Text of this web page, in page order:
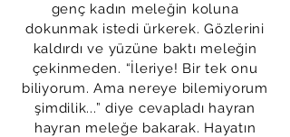
genç kadın meleğin koluna
dokunmak istedi ürkerek. Gözlerini
kaldırdı ve yüzüne baktı meleğin
çekinmeden. “İleriye! Bir tek onu
biliyorum. Ama nereye bilemiyorum
şimdilik...” diye cevapladı hayran
hayran meleğe bakarak. Hayatın